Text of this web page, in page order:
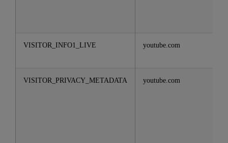
VISITOR_INFO1_LIVE youtube.com
VISITOR_PRIVACY_METADATA youtube.com